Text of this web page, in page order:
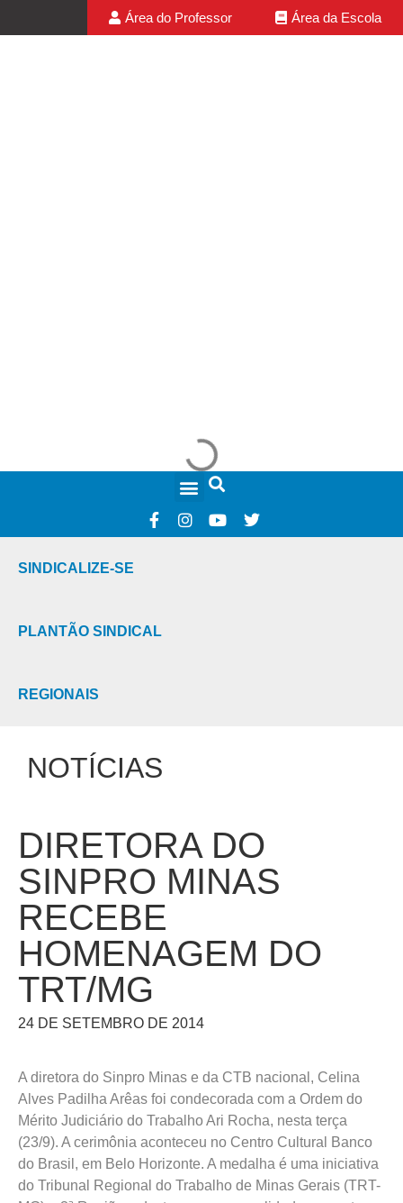
Área do Professor Área da Escola
SINDICALIZE-SE
PLANTÃO SINDICAL
REGIONAIS
NOTÍCIAS
DIRETORA DO
SINPRO MINAS
RECEBE
HOMENAGEM DO
TRT/MG
24 DE SETEMBRO DE 2014
A diretora do Sinpro Minas e da CTB nacional, Celina
Alves Padilha Arêas foi condecorada com a Ordem do
Mérito Judiciário do Trabalho Ari Rocha, nesta terça
(23/9). A cerimônia aconteceu no Centro Cultural Banco
do Brasil, em Belo Horizonte. A medalha é uma iniciativa
do Tribunal Regional do Trabalho de Minas Gerais (TRT-